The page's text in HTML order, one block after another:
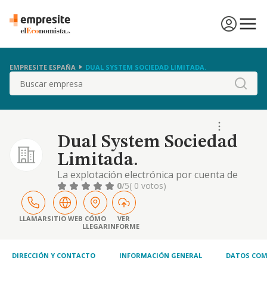
EMPRESITE ESPAÑA DUAL SYSTEM SOCIEDAD LIMITADA.
Buscar
Dual System Sociedad
Limitada.
La explotación electrónica por cuenta de
terceros y actividades de programación
electrónica. siendo el código de clasificación
nacional de actividades económicas (c.n.a.e.)
de la actividad principal el 62.01
0/5( 0 votos)
LLAMARSITIO WEB CÓMO
LLEGAR
VER
INFORME
DIRECCIÓN Y CONTACTO INFORMACIÓN GENERAL DATOS